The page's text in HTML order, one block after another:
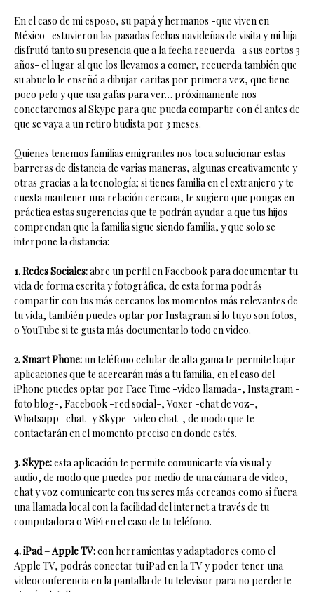
En el caso de mi esposo, su papá y hermanos -que viven en
México- estuvieron las pasadas fechas navideñas de visita y mi hija
disfrutó tanto su presencia que a la fecha recuerda -a sus cortos 3
años- el lugar al que los llevamos a comer, recuerda también que
su abuelo le enseñó a dibujar caritas por primera vez, que tiene
poco pelo y que usa gafas para ver… próximamente nos
conectaremos al Skype para que pueda compartir con él antes de
que se vaya a un retiro budista por 3 meses.
Quienes tenemos familias emigrantes nos toca solucionar estas
barreras de distancia de varias maneras, algunas creativamente y
otras gracias a la tecnología; si tienes familia en el extranjero y te
cuesta mantener una relación cercana, te sugiero que pongas en
práctica estas sugerencias que te podrán ayudar a que tus hijos
comprendan que la familia sigue siendo familia, y que solo se
interpone la distancia:
1. Redes Sociales:abre un perfil en Facebook para documentar tu
vida de forma escrita y fotográfica, de esta forma podrás
compartir con tus más cercanos los momentos más relevantes de
tu vida, también puedes optar por Instagram si lo tuyo son fotos,
o YouTube si te gusta más documentarlo todo en video.
2. Smart Phone:un teléfono celular de alta gama te permite bajar
aplicaciones que te acercarán más a tu familia, en el caso del
iPhone puedes optar por Face Time -video llamada-, Instagram -
foto blog-, Facebook -red social-, Voxer -chat de voz-,
Whatsapp -chat- y Skype -video chat-, de modo que te
contactarán en el momento preciso en donde estés.
3. Skype:esta aplicación te permite comunicarte vía visual y
audio, de modo que puedes por medio de una cámara de video,
chat y voz comunicarte con tus seres más cercanos como si fuera
una llamada local con la facilidad del internet a través de tu
computadora o WiFi en el caso de tu teléfono.
4. iPad – Apple TV:con herramientas y adaptadores como el
Apple TV, podrás conectar tu iPad en la TV y poder tener una
videoconferencia en la pantalla de tu televisor para no perderte